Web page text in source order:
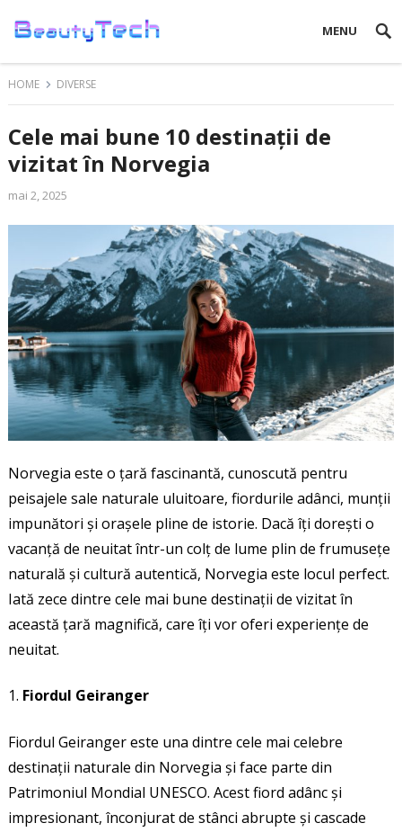
MENU
HOME DIVERSE
Cele mai bune 10 destinații de
vizitat în Norvegia
mai 2, 2025
Norvegia este o țară fascinantă, cunoscută pentru
peisajele sale naturale uluitoare, fiordurile adânci, munții
impunători și orașele pline de istorie. Dacă îți dorești o
vacanță de neuitat într-un colț de lume plin de frumusețe
naturală și cultură autentică, Norvegia este locul perfect.
Iată zece dintre cele mai bune destinații de vizitat în
această țară magnifică, care îți vor oferi experiențe de
neuitat.
Fiordul Geiranger
Fiordul Geiranger este una dintre cele mai celebre
destinații naturale din Norvegia și face parte din
Patrimoniul Mondial UNESCO. Acest fiord adânc și
impresionant, înconjurat de stânci abrupte și cascade